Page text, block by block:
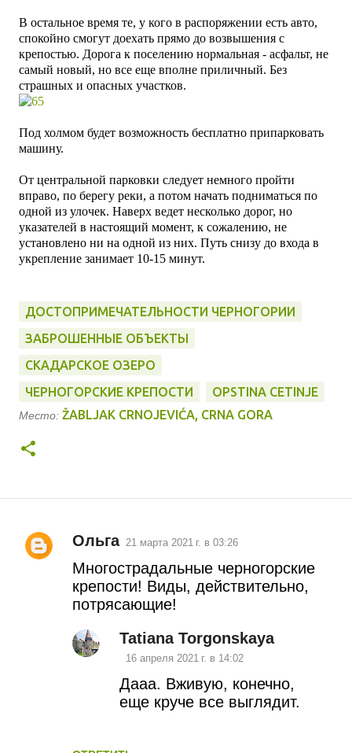
В остальное время те, у кого в распоряжении есть авто,
спокойно смогут доехать прямо до возвышения с
крепостью. Дорога к поселению нормальная - асфальт, не
самый новый, но все еще вполне приличный. Без
страшных и опасных участков.
Под холмом будет возможность бесплатно припарковать
машину.
От центральной парковки следует немного пройти
вправо, по берегу реки, а потом начать подниматься по
одной из улочек. Наверх ведет несколько дорог, но
указателей в настоящий момент, к сожалению, не
установлено ни на одной из них. Путь снизу до входа в
укрепление занимает 10-15 минут.
ДОСТОПРИМЕЧАТЕЛЬНОСТИ ЧЕРНОГОРИИ
ЗАБРОШЕННЫЕ ОБЪЕКТЫ
СКАДАРСКОЕ ОЗЕРО
ЧЕРНОГОРСКИЕ КРЕПОСТИ
OPSTINA CETINJE
Место: ŽABLJAK CRNOJEVIĆA, CRNA GORA
К
Ольга 21 марта 2021 г. в 03:26
Многострадальные черногорские
крепости! Виды, действительно,
потрясающие!
Tatiana Torgonskaya
16 апреля 2021 г. в 14:02
Дааа. Вживую, конечно,
еще круче все выглядит.